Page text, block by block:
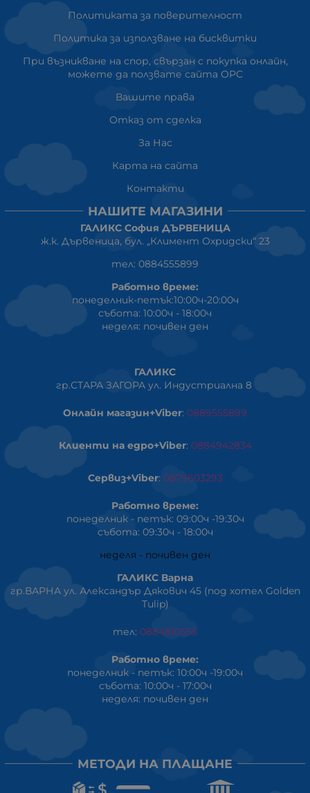
Политиката за поверителност
Политика за използване на бисквитки
При възникване на спор, свързан с покупка онлайн,
можете да ползвате сайта ОРС
Вашите права
Отказ от сделка
За Нас
Карта на сайта
Контакти
НАШИТЕ МАГАЗИНИ
ГАЛИКС София ДЪРВЕНИЦА
ж.к. Дървеница, бул. „Климент Охридски“ 23
тел: 0884555899
Работно време:
понеделник-петък:10:00ч-20:00ч
събота: 10:00ч - 18:00ч
неделя: почивен ден
ГАЛИКС
гр.СТАРА ЗАГОРА ул. Индустриална 8
Онлайн магазин+Viber: 0889555899
Клиенти на едро+Viber: 0884942834
Сервиз+Viber: 0879603293
Работно време:
понеделник - петък: 09:00ч -19:30ч
събота: 09:30ч - 18:00ч
неделя - почивен ден
ГАЛИКС Варна
гр.ВАРНА ул. Александър Дякович 45 (под хотел Golden
Tulip)
тел: 0884810555
Работно време:
понеделник - петък: 10:00ч -19:00ч
събота: 10:00ч - 17:00ч
неделя: почивен ден
МЕТОДИ НА ПЛАЩАНЕ